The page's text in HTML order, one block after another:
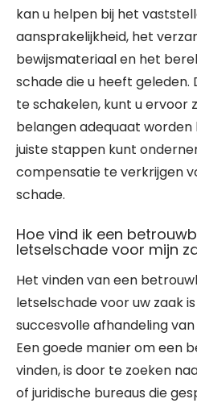
kan u helpen bij het
aansprakelijkheid, het
bewijsmateriaal en het
schade die u heeft geleden.
te schakelen, kunt u ervoor
belangen adequaat
juiste stappen kunt
compensatie te verkrijgen
schade.
Hoe vind ik een
letselschade voor mijn
Het vinden van een
letselschade voor uw zaak
succesvolle afhandeling
Een goede manier om een
vinden, is door te zoeken
of juridische bureaus die